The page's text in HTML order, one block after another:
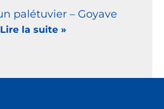
palétuvier – Goyave
Lire la suite »